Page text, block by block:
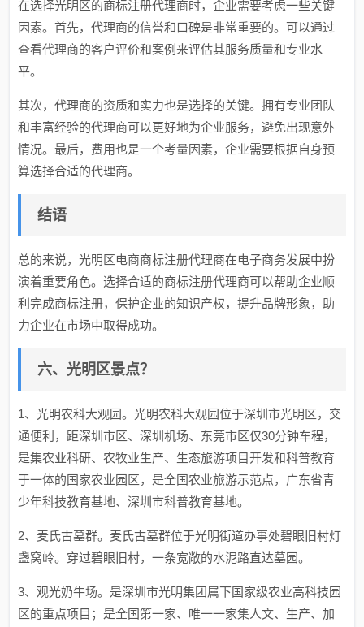
在选择光明区的商标注册代理商时，企业需要考虑一些关键
因素。首先，代理商的信誉和口碑是非常重要的。可以通过
查看代理商的客户评价和案例来评估其服务质量和专业水
平。
其次，代理商的资质和实力也是选择的关键。拥有专业团队
和丰富经验的代理商可以更好地为企业服务，避免出现意外
情况。最后，费用也是一个考量因素，企业需要根据自身预
算选择合适的代理商。
结语
总的来说，光明区电商商标注册代理商在电子商务发展中扮
演着重要角色。选择合适的商标注册代理商可以帮助企业顺
利完成商标注册，保护企业的知识产权，提升品牌形象，助
力企业在市场中取得成功。
六、光明区景点？
1、光明农科大观园。光明农科大观园位于深圳市光明区，交
通便利，距深圳市区、深圳机场、东莞市区仅30分钟车程，
是集农业科研、农牧业生产、生态旅游项目开发和科普教育
于一体的国家农业园区，是全国农业旅游示范点，广东省青
少年科技教育基地、深圳市科普教育基地。
2、麦氏古墓群。麦氏古墓群位于光明街道办事处碧眼旧村灯
盏窝岭。穿过碧眼旧村，一条宽敞的水泥路直达墓园。
3、观光奶牛场。是深圳市光明集团属下国家级农业高科技园
区的重点项目；是全国第一家、唯一一家集人文、生产、加